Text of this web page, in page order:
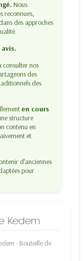
Nous
reconnues,
des approches
consulter nos
des
des
en cours
structure
contenu en
et
d’anciennes
pour
Kedem
- Bouteille de